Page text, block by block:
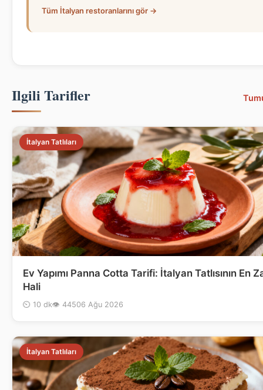
Tüm İtalyan restoranlarını gör →
Ilgili Tarifler
İtalyan Tatlıları
Ev Yapımı Panna Cotta Tarifi: İtalyan Tatlısının En
Hali
⏲ 10 dk👁 44506 Ağu 2026
İtalyan Tatlıları